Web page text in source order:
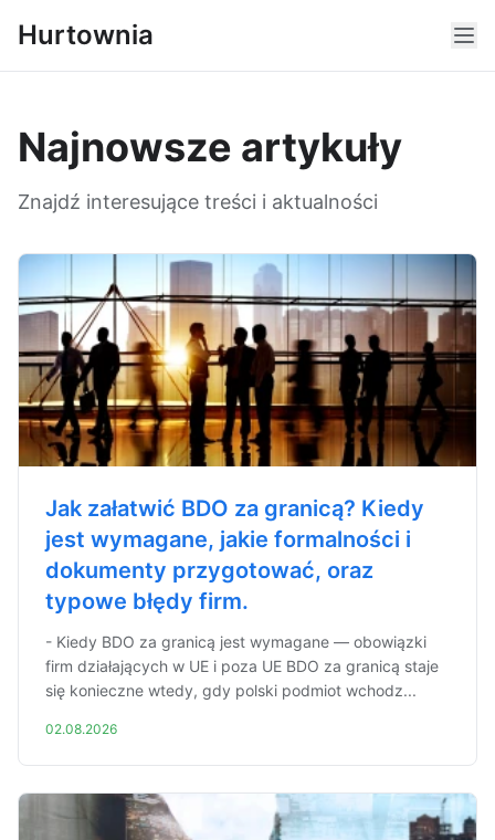
Hurtownia
Najnowsze artykuły
Znajdź interesujące treści i aktualności
Jak załatwić BDO za granicą? Kiedy
jest wymagane, jakie formalności i
dokumenty przygotować, oraz
typowe błędy firm.
- Kiedy BDO za granicą jest wymagane — obowiązki
firm działających w UE i poza UE BDO za granicą staje
się konieczne wtedy, gdy polski podmiot wchodz...
02.08.2026